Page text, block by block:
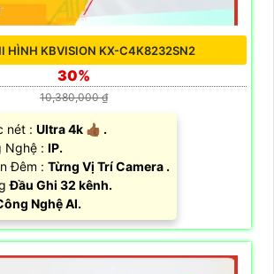
HÌNH KBVISION KX-C4K8232SN2
30%
10,380,000 ₫
nét : Ultra 4k 👍🏾 .
Nghệ : IP.
Đêm : Từng Vị Trí Camera .
Đầu Ghi 32 kênh.
Nghệ AI.